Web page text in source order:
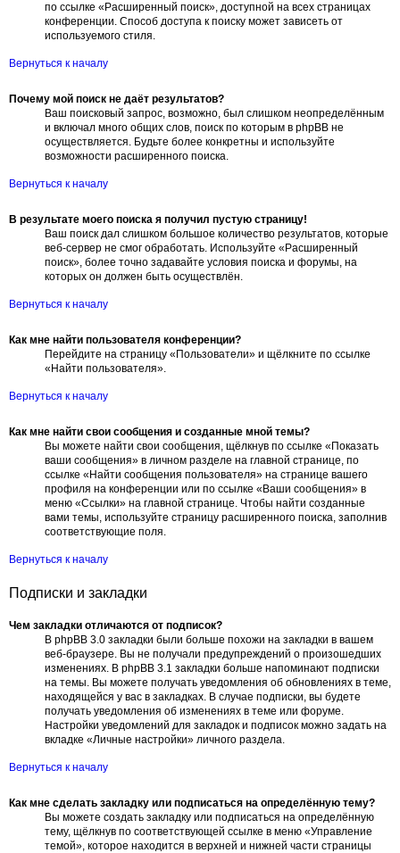
по ссылке «Расширенный поиск», доступной на всех страницах
конференции. Способ доступа к поиску может зависеть от
используемого стиля.
Вернуться к началу
Почему мой поиск не даёт результатов?
Ваш поисковый запрос, возможно, был слишком неопределённым
и включал много общих слов, поиск по которым в phpBB не
осуществляется. Будьте более конкретны и используйте
возможности расширенного поиска.
Вернуться к началу
В результате моего поиска я получил пустую страницу!
Ваш поиск дал слишком большое количество результатов, которые
веб-сервер не смог обработать. Используйте «Расширенный
поиск», более точно задавайте условия поиска и форумы, на
которых он должен быть осуществлён.
Вернуться к началу
Как мне найти пользователя конференции?
Перейдите на страницу «Пользователи» и щёлкните по ссылке
«Найти пользователя».
Вернуться к началу
Как мне найти свои сообщения и созданные мной темы?
Вы можете найти свои сообщения, щёлкнув по ссылке «Показать
ваши сообщения» в личном разделе на главной странице, по
ссылке «Найти сообщения пользователя» на странице вашего
профиля на конференции или по ссылке «Ваши сообщения» в
меню «Ссылки» на главной странице. Чтобы найти созданные
вами темы, используйте страницу расширенного поиска, заполнив
соответствующие поля.
Вернуться к началу
Подписки и закладки
Чем закладки отличаются от подписок?
В phpBB 3.0 закладки были больше похожи на закладки в вашем
веб-браузере. Вы не получали предупреждений о произошедших
изменениях. В phpBB 3.1 закладки больше напоминают подписки
на темы. Вы можете получать уведомления об обновлениях в теме,
находящейся у вас в закладках. В случае подписки, вы будете
получать уведомления об изменениях в теме или форуме.
Настройки уведомлений для закладок и подписок можно задать на
вкладке «Личные настройки» личного раздела.
Вернуться к началу
Как мне сделать закладку или подписаться на определённую тему?
Вы можете создать закладку или подписаться на определённую
тему, щёлкнув по соответствующей ссылке в меню «Управление
темой», которое находится в верхней и нижней части страницы